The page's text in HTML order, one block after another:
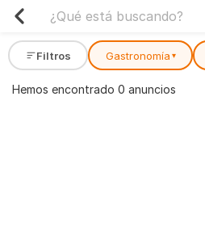
Filtros Gastronomía ▾
Hemos encontrado 0 anuncios